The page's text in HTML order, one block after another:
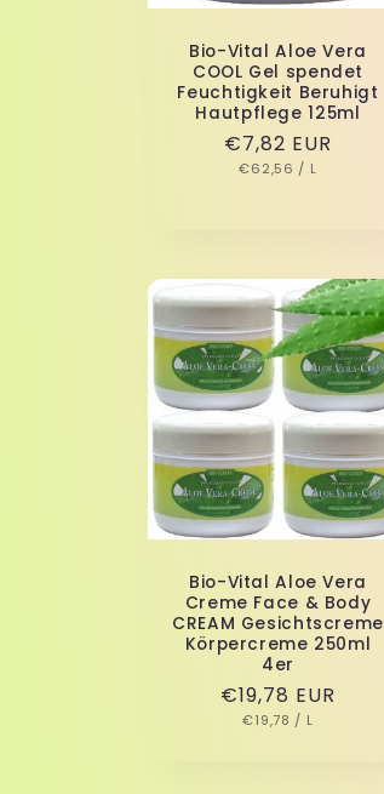
Bio-Vital Aloe Vera
COOL Gel spendet
Feuchtigkeit Beruhigt
Hautpflege 125ml
Normaler
Preis
€7,82 EUR
GRUNDPREIS
€62,56 / PRO
L
Bio-Vital Aloe Vera
Creme Face & Body
CREAM Gesichtscreme
Körpercreme 250ml
4er
Normaler
Preis
€19,78 EUR
GRUNDPREIS
€19,78 / PRO
L